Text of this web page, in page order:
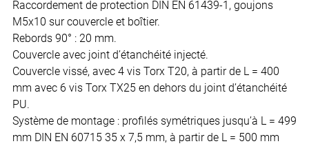
Raccordement de protection DIN EN 61439-1, goujons
M5x10 sur couvercle et boîtier.
Rebords 90° : 20 mm.
Couvercle avec joint d’étanchéité injecté.
Couvercle vissé, avec 4 vis Torx T20, à partir de L = 400
mm avec 6 vis Torx TX25 en dehors du joint d’étanchéité
PU.
Système de montage : profilés symétriques jusqu’à L = 499
mm DIN EN 60715 35 x 7,5 mm, à partir de L = 500 mm